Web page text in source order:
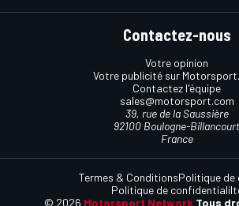
Contactez-nous
Votre opinion
Votre publicité sur
Contactez l'équipe
sales@motorsport.com
39, rue de la Saussière
92100 Boulogne-Billancourt
France
© 2026 Motorsport Network Tous
Termes & ConditionsPolitique de
Politique de